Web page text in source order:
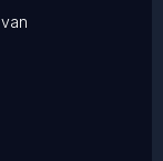
van